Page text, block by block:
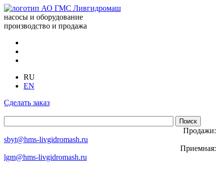
насосы и оборудование
производство и продажа
RU
EN
Сделать заказ
Продажи:
sbyt@hms-livgidromash.ru
Приемная:
lgm@hms-livgidromash.ru